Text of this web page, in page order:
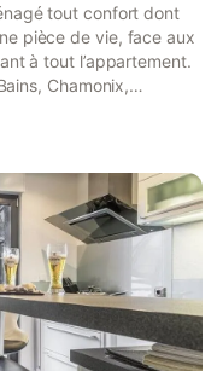
tout confort dont
pièce de vie, face aux
à tout l’appartement.
Chamonix,
les bains - le
de louer (tarif de la